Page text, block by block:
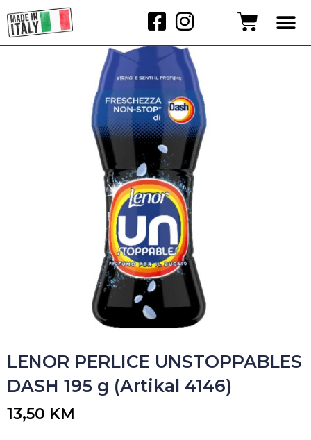
LENOR PERLICE UNSTOPPABLES
DASH 195 g (Artikal 4146)
13,50 KM